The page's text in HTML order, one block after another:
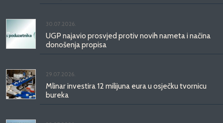
30.07.2026.
UGP najavio prosvjed protiv novih nameta i načina
donošenja propisa
29.07.2026.
Mlinar investira 12 milijuna eura u osječku tvornicu
bureka